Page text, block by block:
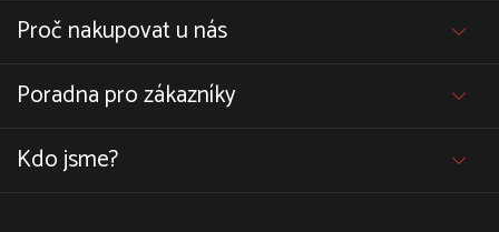
Proč nakupovat u nás
Poradna pro zákazníky
Kdo jsme?